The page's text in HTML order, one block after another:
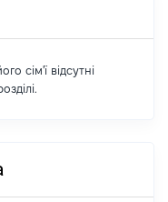
сім'ї відсутні